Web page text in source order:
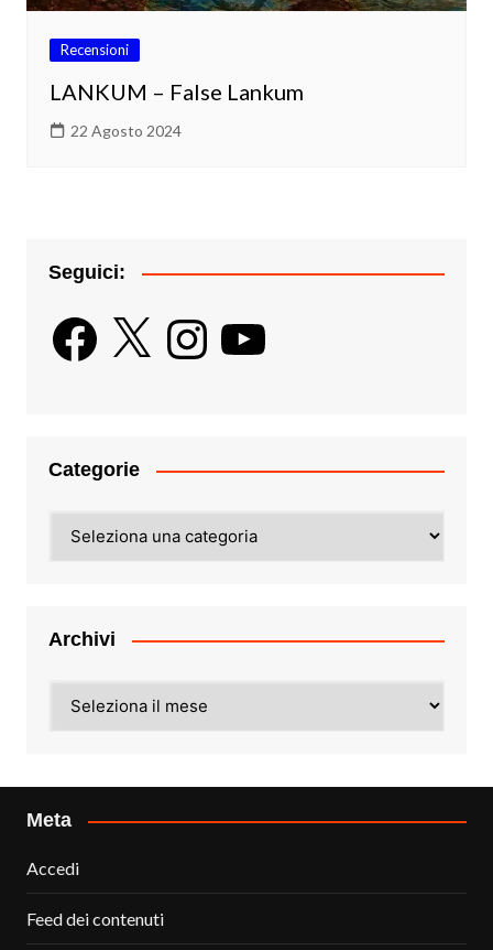
Recensioni
LANKUM – False Lankum
22 Agosto 2024
Seguici:
Facebook
X InstagramYouTube
Categorie
Archivi
Meta
Accedi
Feed dei contenuti